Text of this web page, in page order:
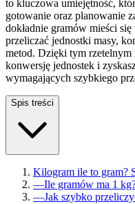
to kluczowa umiejętność,
gotowanie oraz planowanie
dokładnie gramów mieści
przeliczać jednostki masy,
metod. Dzięki tym rzetelnym
konwersję jednostek i
wymagających szybkiego
Spis treści
Kilogram ile to gram?
—Ile gramów ma 1
—Jak szybko